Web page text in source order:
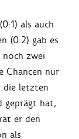
als auch
(0:2) gab es
noch zwei
Chancen nur
die letzten
geprägt hat,
er den
als